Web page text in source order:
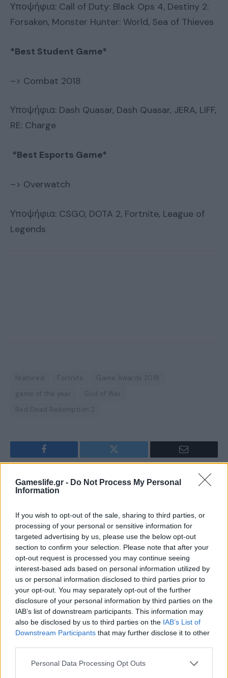
Gameslife.gr - Do Not Process My Personal
Information
If you wish to opt-out of the sale, sharing to third parties, or
processing of your personal or sensitive information for
targeted advertising by us, please use the below opt-out
section to confirm your selection. Please note that after your
opt-out request is processed you may continue seeing
interest-based ads based on personal information utilized by
us or personal information disclosed to third parties prior to
your opt-out. You may separately opt-out of the further
disclosure of your personal information by third parties on the
IAB’s list of downstream participants. This information may
also be disclosed by us to third parties on the IAB’s List of
Downstream Participants that may further disclose it to other
Personal Data Processing Opt Outs
Υποψήφια: Call of Duty: Black Ops 4, Destiny 2:
Forsaken, Monster Hunter: World, Sea of Thieves
*Best Student Game*
–> Combat 2018
Υποψήφια: Dash Quasar, Dash Quasar, JERA, LIFF,
RE: Charge
*Best Esports Game*
–> Overwatch
Υποψήφια: CSGO, DOTA 2, Fortnite, League of
Legends
featured Fortnite
Game Awards 2018
game of the year
God of War
Red Dead Redemption 2
Facebook Twitter Email
Πέτρος Κυπραίος
Αμετανόητος “στρατηγός της πολυθρόνας”, ο
Obi Wan της παρέας, έχει δύο αδυναμίες: τα
strategy και οτιδήποτε έχει να κάνει με Star
Wars! Ανεπιβεβαίωτες πληροφορίες τον θέλουν
όμως να ξεφαντώνει με καραόκε και SingStar
κάθε είδους. Τον τελευταίο καιρό μάχεται στις
διαδικτυακές αρένες του StarCraft 2,
προσπαθώντας με κόπο και ιδρώτα να ανέβει
κατηγορία...
RELATEDPOSTS